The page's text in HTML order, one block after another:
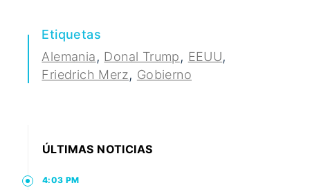
Etiquetas
Alemania, Donal Trump, EEUU,
Friedrich Merz, Gobierno
ÚLTIMAS NOTICIAS
4:03 PM